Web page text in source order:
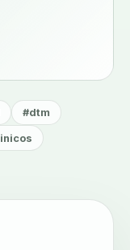
#dtm